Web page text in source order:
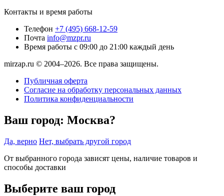
Контакты и время работы
Телефон +7 (495) 668-12-59
Почта info@mzpr.ru
Время работы с 09:00 до 21:00 каждый день
mirzap.ru © 2004–2026. Все права защищены.
Публичная оферта
Согласие на обработку персональных данных
Политика конфиденциальности
Ваш город: Москва?
Да, верно Нет, выбрать другой город
От выбранного города зависят цены, наличие товаров и
способы доставки
Выберите ваш город